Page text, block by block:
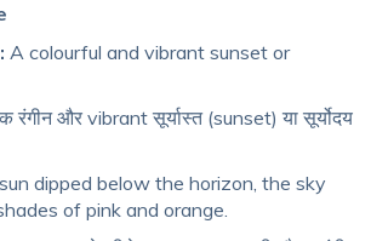
A colourful and vibrant sunset or
रंगीन और vibrant सूर्यास्त (sunset) या सूर्योदय
dipped below the horizon, the sky
of pink and orange.